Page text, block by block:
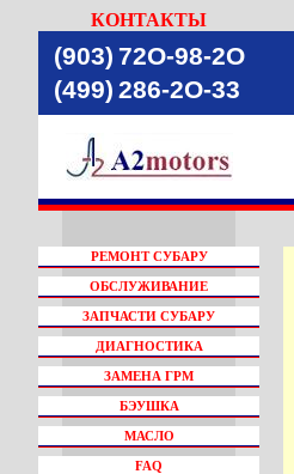
КОНТАКТЫ
(903) 72O-98-2O
(499) 286-2O-33
РЕМОНТ СУБАРУ
ОБСЛУЖИВАНИЕ
ЗАПЧАСТИ СУБАРУ
ДИАГНОСТИКА
ЗАМЕНА ГРМ
БЭУШКА
МАСЛО
FAQ